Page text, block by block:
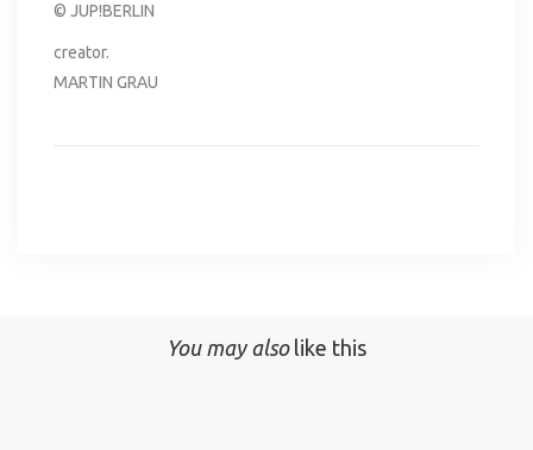
© JUP!BERLIN
creator.
MARTIN GRAU
You may also like this